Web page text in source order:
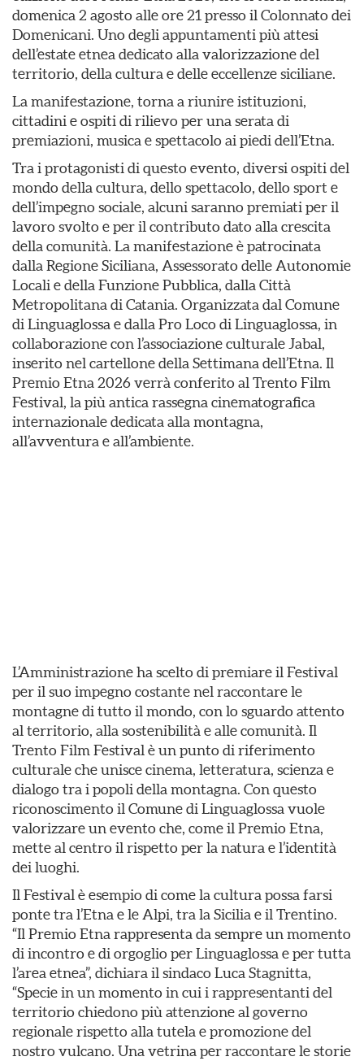
domenica 2 agosto alle ore 21 presso il Colonnato dei
Domenicani. Uno degli appuntamenti più attesi
dell’estate etnea dedicato alla valorizzazione del
territorio, della cultura e delle eccellenze siciliane.
La manifestazione, torna a riunire istituzioni,
cittadini e ospiti di rilievo per una serata di
premiazioni, musica e spettacolo ai piedi dell’Etna.
Tra i protagonisti di questo evento, diversi ospiti del
mondo della cultura, dello spettacolo, dello sport e
dell’impegno sociale, alcuni saranno premiati per il
lavoro svolto e per il contributo dato alla crescita
della comunità. La manifestazione è patrocinata
dalla Regione Siciliana, Assessorato delle Autonomie
Locali e della Funzione Pubblica, dalla Città
Metropolitana di Catania. Organizzata dal Comune
di Linguaglossa e dalla Pro Loco di Linguaglossa, in
collaborazione con l’associazione culturale Jabal,
inserito nel cartellone della Settimana dell’Etna. Il
Premio Etna 2026 verrà conferito al Trento Film
Festival, la più antica rassegna cinematografica
internazionale dedicata alla montagna,
all’avventura e all’ambiente.
L’Amministrazione ha scelto di premiare il Festival
per il suo impegno costante nel raccontare le
montagne di tutto il mondo, con lo sguardo attento
al territorio, alla sostenibilità e alle comunità. Il
Trento Film Festival è un punto di riferimento
culturale che unisce cinema, letteratura, scienza e
dialogo tra i popoli della montagna. Con questo
riconoscimento il Comune di Linguaglossa vuole
valorizzare un evento che, come il Premio Etna,
mette al centro il rispetto per la natura e l’identità
dei luoghi.
Il Festival è esempio di come la cultura possa farsi
ponte tra l’Etna e le Alpi, tra la Sicilia e il Trentino.
“Il Premio Etna rappresenta da sempre un momento
di incontro e di orgoglio per Linguaglossa e per tutta
l’area etnea”, dichiara il sindaco Luca Stagnitta,
“Specie in un momento in cui i rappresentanti del
territorio chiedono più attenzione al governo
regionale rispetto alla tutela e promozione del
nostro vulcano. Una vetrina per raccontare le storie